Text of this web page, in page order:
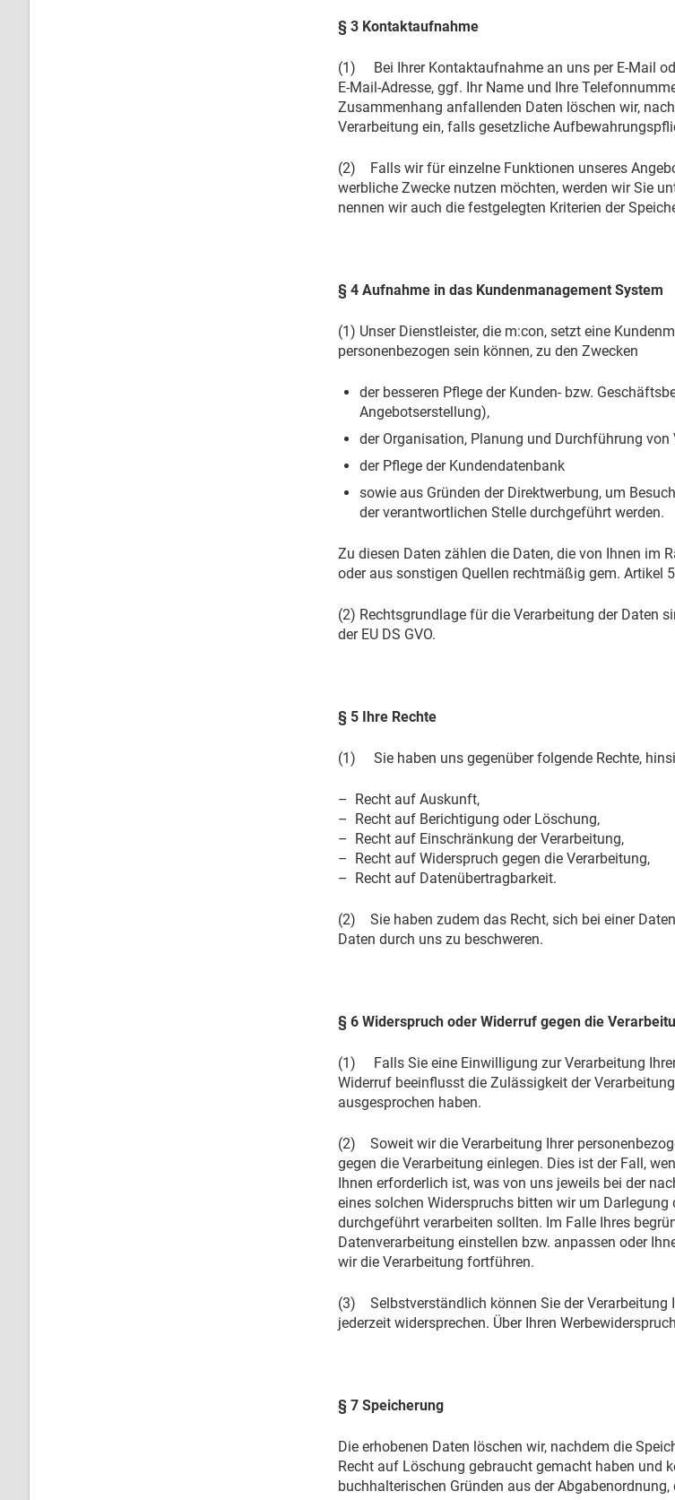
§ 3 Kontaktaufnahme
(1) Bei Ihrer Kontaktaufnahme an uns per E-Mail
E-Mail-Adresse, ggf. Ihr Name und Ihre
Zusammenhang anfallenden Daten löschen wir,
Verarbeitung ein, falls gesetzliche
(2) Falls wir für einzelne Funktionen unseres
werbliche Zwecke nutzen möchten, werden wir Sie
nennen wir auch die festgelegten Kriterien der
§ 4 Aufnahme in das Kundenmanagement System
(1) Unser Dienstleister, die m:con, setzt eine
personenbezogen sein können, zu den Zwecken
der besseren Pflege der Kunden- bzw.
Angebotserstellung),
der Organisation, Planung und Durchführung von
der Pflege der Kundendatenbank
sowie aus Gründen der Direktwerbung, um
der verantwortlichen Stelle durchgeführt werden.
Zu diesen Daten zählen die Daten, die von Ihnen im
oder aus sonstigen Quellen rechtmäßig gem. Artikel
(2) Rechtsgrundlage für die Verarbeitung der Daten
der EU DS GVO.
§ 5 Ihre Rechte
(1) Sie haben uns gegenüber folgende Rechte,
– Recht auf Auskunft,
– Recht auf Berichtigung oder Löschung,
– Recht auf Einschränkung der Verarbeitung,
– Recht auf Widerspruch gegen die Verarbeitung,
– Recht auf Datenübertragbarkeit.
(2) Sie haben zudem das Recht, sich bei einer
Daten durch uns zu beschweren.
§ 6 Widerspruch oder Widerruf gegen die
(1) Falls Sie eine Einwilligung zur Verarbeitung
Widerruf beeinflusst die Zulässigkeit der
ausgesprochen haben.
(2) Soweit wir die Verarbeitung Ihrer
gegen die Verarbeitung einlegen. Dies ist der Fall,
Ihnen erforderlich ist, was von uns jeweils bei der
eines solchen Widerspruchs bitten wir um
durchgeführt verarbeiten sollten. Im Falle Ihres
Datenverarbeitung einstellen bzw. anpassen oder
wir die Verarbeitung fortführen.
(3) Selbstverständlich können Sie der Verarbeitung
jederzeit widersprechen. Über Ihren
§ 7 Speicherung
Die erhobenen Daten löschen wir, nachdem die
Recht auf Löschung gebraucht gemacht haben und
buchhalterischen Gründen aus der